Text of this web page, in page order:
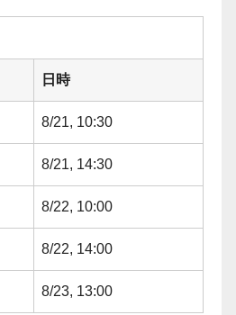
日時
8/21, 10:30
8/21, 14:30
8/22, 10:00
8/22, 14:00
8/23, 13:00